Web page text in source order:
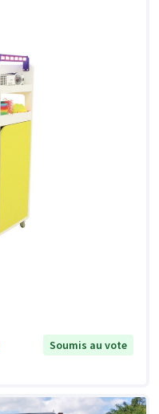
Soumis au vote